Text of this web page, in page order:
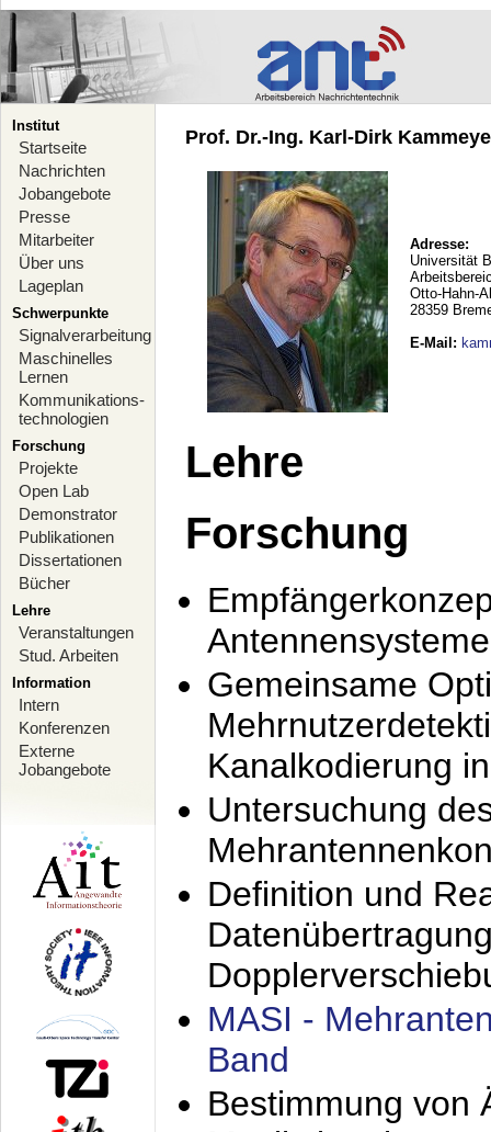
Institut
Startseite
Nachrichten
Jobangebote
Presse
Mitarbeiter
Über uns
Lageplan
Schwerpunkte
Signalverarbeitung
Maschinelles
Lernen
Kommunikations-
technologien
Forschung
Projekte
Open Lab
Demonstrator
Publikationen
Dissertationen
Bücher
Lehre
Veranstaltungen
Stud. Arbeiten
Information
Intern
Konferenzen
Externe
Jobangebote
Prof. Dr.-Ing. Karl-Dirk
Adresse:
Universität
Otto-Hahn-
28359
E-Mail :
Lehre
Forschung
Antennensysteme
Gemeinsame
Kanalkodierung
Untersuchung
Definition und
MASI -
Band
Bestimmung von